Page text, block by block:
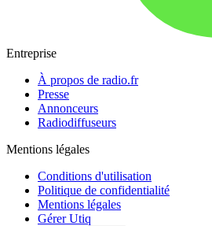
Entreprise
À propos de radio.fr
Presse
Annonceurs
Radiodiffuseurs
Mentions légales
Conditions d'utilisation
Politique de confidentialité
Mentions légales
Gérer Utiq